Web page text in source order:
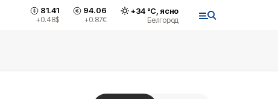
81.41
+0.48$
94.06
+0.87€
+34°С, ясно
Белгород